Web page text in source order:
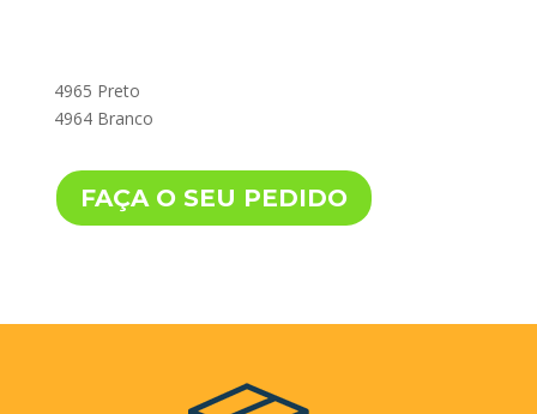
4965 Preto
4964 Branco
FAÇA O SEU PEDIDO